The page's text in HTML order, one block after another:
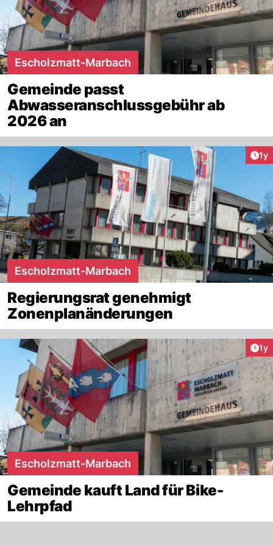
Escholzmatt-Marbach
Gemeinde passt
Abwasseranschlussgebühr ab
2026 an
1y
Escholzmatt-Marbach
Regierungsrat genehmigt
Zonenplanänderungen
1y
Escholzmatt-Marbach
Gemeinde kauft Land für Bike-
Lehrpfad